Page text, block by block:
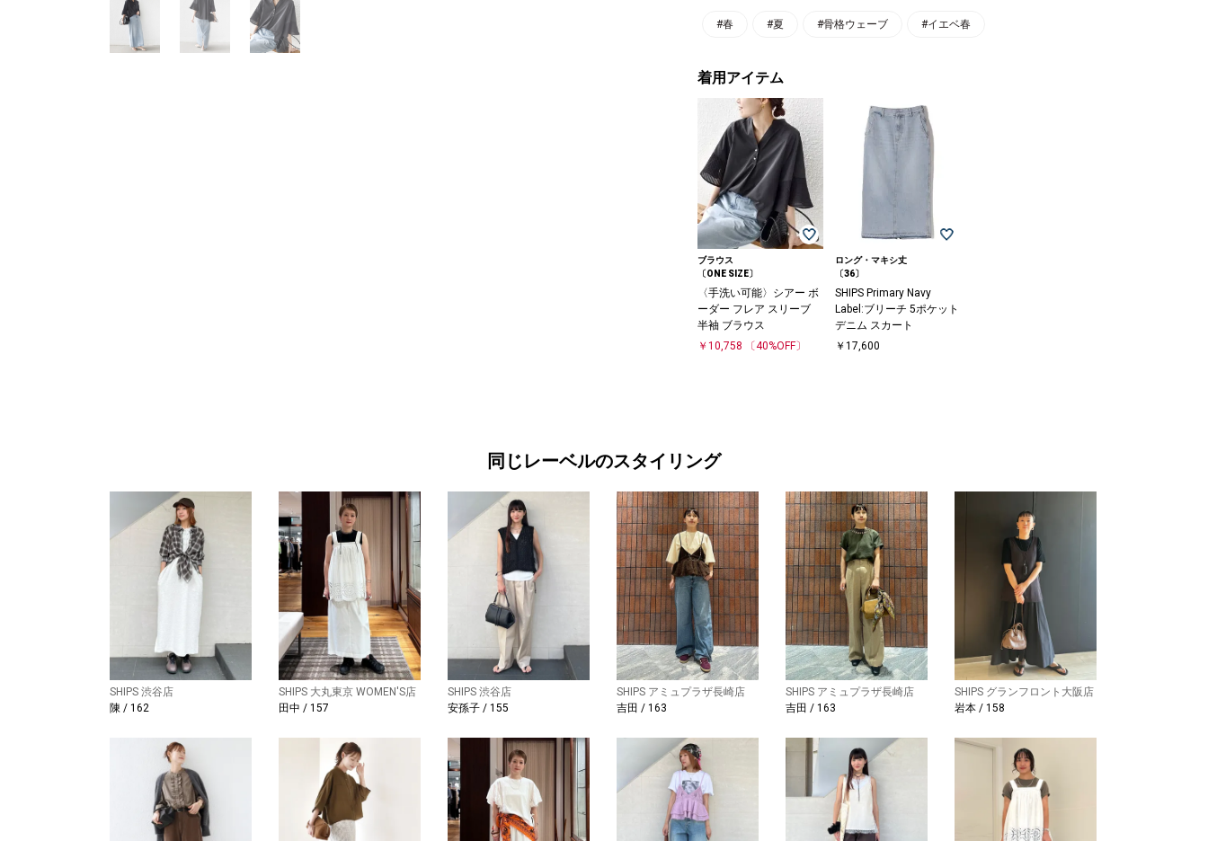
#春 #夏 #骨格ウェーブ #イエベ春
着用アイテム
ブラウス
〔ONE SIZE〕
〈手洗い可能〉シアー ボ
ーダー フレア スリーブ
半袖 ブラウス
￥10,758
〔40%OFF〕
ロング・マキシ丈
〔36〕
SHIPS Primary Navy
Label:ブリーチ 5ポケット
デニム スカート
￥17,600
同じレーベルのスタイリング
SHIPS 渋谷店
陳 / 162
SHIPS 大丸東京 WOMEN'S店
田中 / 157
SHIPS 渋谷店
安孫子 / 155
SHIPS アミュプラザ長崎店
吉田 / 163
SHIPS アミュプラザ長崎店
吉田 / 163
SHIPS グランフロント大阪店
本 / 158